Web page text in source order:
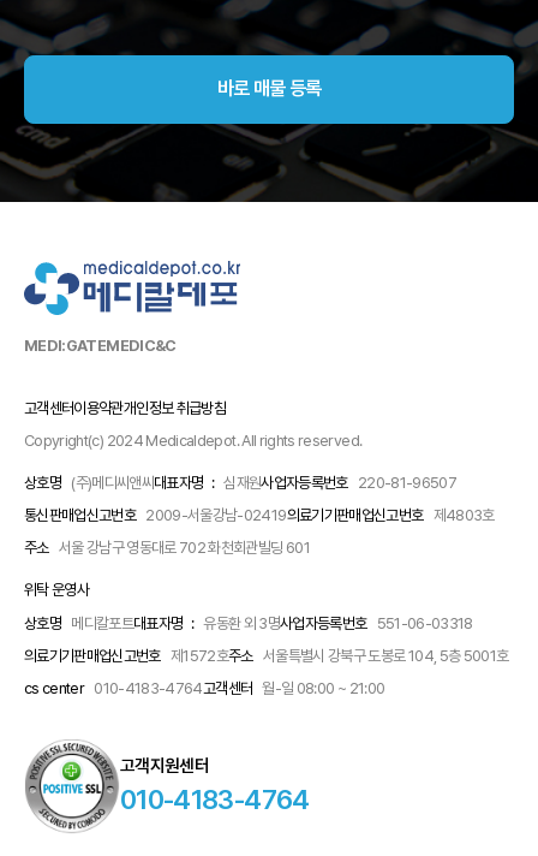
바로 매물 등록
MEDI:GATEMEDIC&C
고객센터이용약관개인정보 취급방침
Copyright(c) 2024 Medicaldepot. All rights reserved.
상호명 (주)메디씨앤씨 대표자명 : 심재원사업자등록번호
220-81-96507
통신판매업신고번호 2009-서울강남-02419의료기기판매업신고번호
제4803호
주소 서울 강남구 영동대로 702 화천회관빌딩 601
위탁 운영사
상호명 메디칼포트대표자명 : 유동환 외 3명사업자등록번호
551-06-03318
의료기기판매업신고번호
제1572호주소 서울특별시 강북구 도봉로 104, 5층 5001호
cs center 010-4183-4764고객센터 월-일 08:00 ~ 21:00
고객지원센터
010-4183-4764